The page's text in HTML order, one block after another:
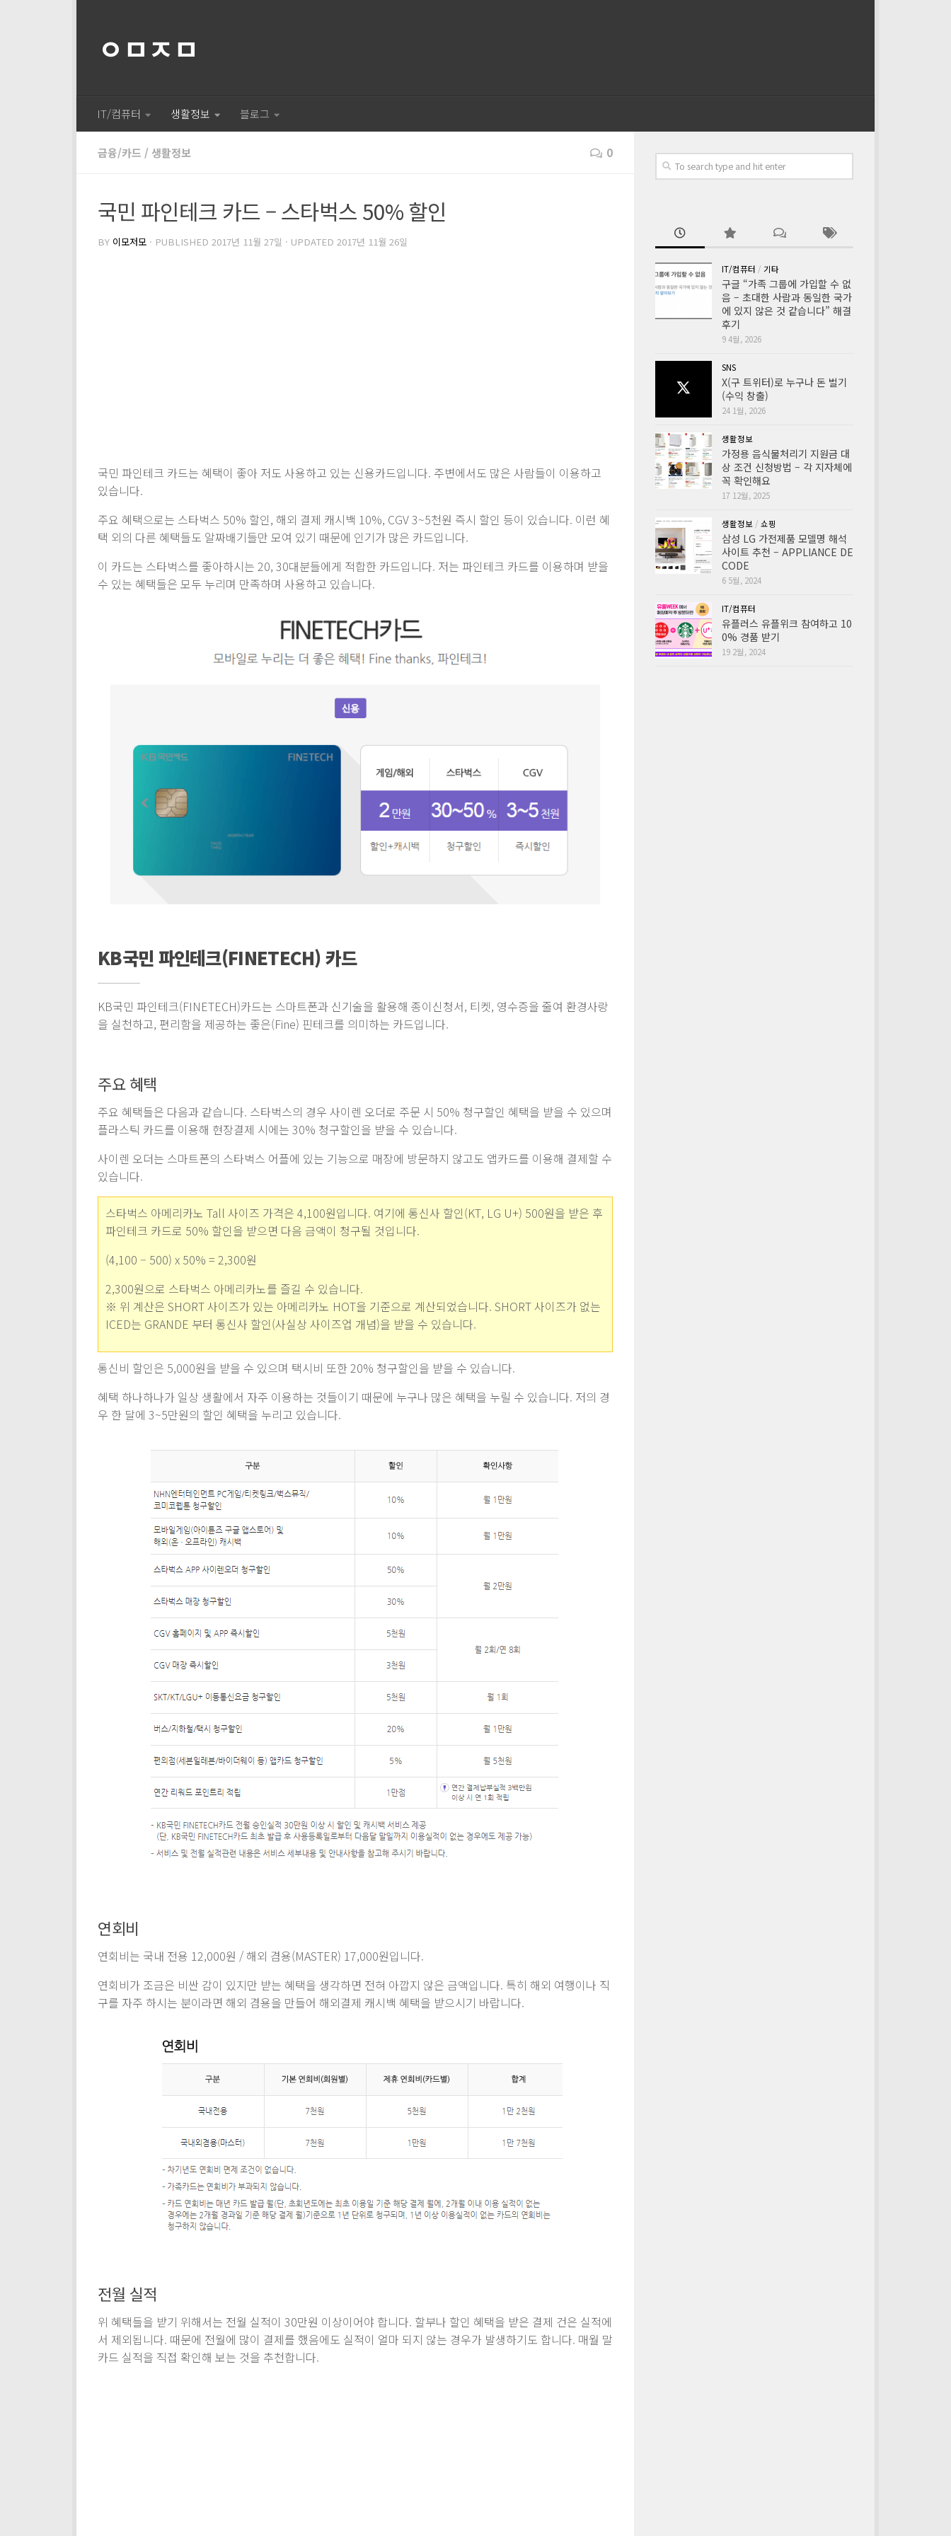
ㅇㅁㅈㅁ
IT/컴퓨터 생활정보 블로그
금융/카드 / 생활정보 0
국민 파인테크 카드 – 스타벅스 50% 할인
BY 이모저모 · PUBLISHED 2017년 11월 27일 · UPDATED 2017년 11월 26일
국민 파인테크 카드는 혜택이 좋아 저도 사용하고 있는 신용카드입니다. 주변에서도 많은 사람들이 이용하고
있습니다.
주요 혜택으로는 스타벅스 50% 할인, 해외 결제 캐시백 10%, CGV 3~5천원 즉시 할인 등이 있습니다. 이런 혜
택 외의 다른 혜택들도 알짜배기들만 모여 있기 때문에 인기가 많은 카드입니다.
이 카드는 스타벅스를 좋아하시는 20, 30대분들에게 적합한 카드입니다. 저는 파인테크 카드를 이용하며 받을
수 있는 혜택들은 모두 누리며 만족하며 사용하고 있습니다.
KB국민 파인테크(FINETECH) 카드
KB국민 파인테크(FINETECH)카드는 스마트폰과 신기술을 활용해 종이신청서, 티켓, 영수증을 줄여 환경사랑
을 실천하고, 편리함을 제공하는 좋은(Fine) 핀테크를 의미하는 카드입니다.
주요 혜택
주요 혜택들은 다음과 같습니다. 스타벅스의 경우 사이렌 오더로 주문 시 50% 청구할인 혜택을 받을 수 있으며
플라스틱 카드를 이용해 현장결제 시에는 30% 청구할인을 받을 수 있습니다.
사이렌 오더는 스마트폰의 스타벅스 어플에 있는 기능으로 매장에 방문하지 않고도 앱카드를 이용해 결제할 수
있습니다.
스타벅스 아메리카노 Tall 사이즈 가격은 4,100원입니다. 여기에 통신사 할인(KT, LG U+) 500원을 받은 후
파인테크 카드로 50% 할인을 받으면 다음 금액이 청구될 것입니다.
(4,100 – 500) x 50% = 2,300원
2,300원으로 스타벅스 아메리카노를 즐길 수 있습니다.
※ 위 계산은 SHORT 사이즈가 있는 아메리카노 HOT을 기준으로 계산되었습니다. SHORT 사이즈가 없는
ICED는 GRANDE 부터 통신사 할인(사실상 사이즈업 개념)을 받을 수 있습니다.
통신비 할인은 5,000원을 받을 수 있으며 택시비 또한 20% 청구할인을 받을 수 있습니다.
혜택 하나하나가 일상 생활에서 자주 이용하는 것들이기 때문에 누구나 많은 혜택을 누릴 수 있습니다. 저의 경
우 한 달에 3~5만원의 할인 혜택을 누리고 있습니다.
연회비
연회비는 국내 전용 12,000원 / 해외 겸용(MASTER) 17,000원입니다.
연회비가 조금은 비싼 감이 있지만 받는 혜택을 생각하면 전혀 아깝지 않은 금액입니다. 특히 해외 여행이나 직
구를 자주 하시는 분이라면 해외 겸용을 만들어 해외결제 캐시백 혜택을 받으시기 바랍니다.
전월 실적
위 혜택들을 받기 위해서는 전월 실적이 30만원 이상이어야 합니다. 할부나 할인 혜택을 받은 결제 건은 실적에
서 제외됩니다. 때문에 전월에 많이 결제를 했음에도 실적이 얼마 되지 않는 경우가 발생하기도 합니다. 매월 말
카드 실적을 직접 확인해 보는 것을 추천합니다.
IT/컴퓨터 / 기타
구글 “가족 그룹에 가입할 수 없
음 – 초대한 사람과 동일한 국가
에 있지 않은 것 같습니다” 해결
후기
9 4월, 2026
SNS
X(구 트위터)로 누구나 돈 벌기
(수익 창출)
24 1월, 2026
생활정보
가정용 음식물처리기 지원금 대
상 조건 신청방법 – 각 지자체에
꼭 확인해요
17 12월, 2025
생활정보 / 쇼핑
삼성 LG 가전제품 모델명 해석
사이트 추천 – APPLIANCE DE
CODE
6 5월, 2024
IT/컴퓨터
유플러스 유플위크 참여하고 10
0% 경품 받기
19 2월, 2024